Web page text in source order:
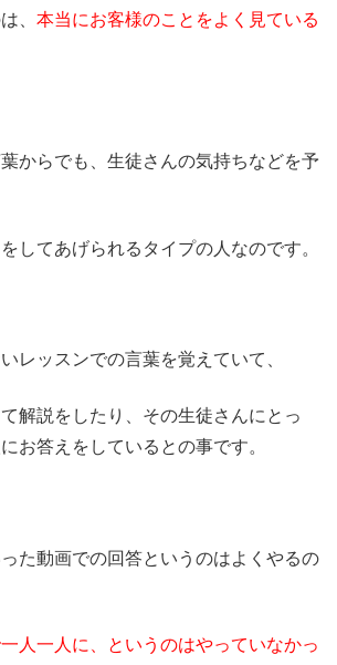
、 本当にお客様のことをよく見ている
からでも、生徒さんの気持ちなどを予
してあげられるタイプの人なのです。
レッスンでの言葉を覚えていて、
解説をしたり、その生徒さんにとっ
お答えをしているとの事です。
た動画での回答というのはよくやるの
人一人に、というのはやっていなかっ